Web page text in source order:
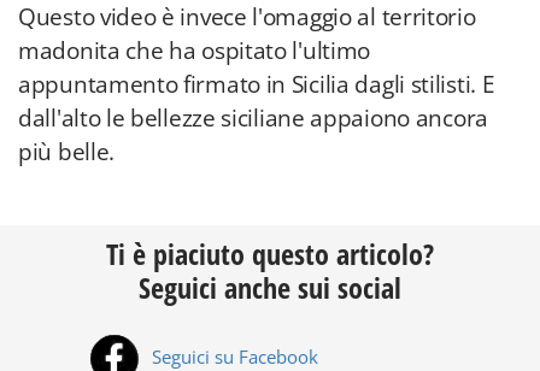
Questo video è invece l'omaggio al territorio
madonita che ha ospitato l'ultimo
appuntamento firmato in Sicilia dagli stilisti. E
dall'alto le bellezze siciliane appaiono ancora
più belle.
Ti è piaciuto questo articolo?
Seguici anche sui social
Seguici su Facebook